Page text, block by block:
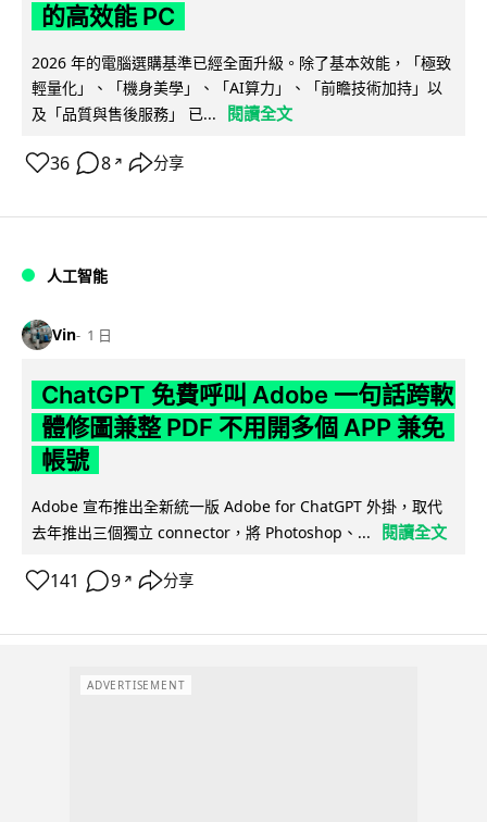
的高效能 PC
2026 年的電腦選購基準已經全面升級。除了基本效能，「極致
輕量化」、「機身美學」、「AI算力」、「前瞻技術加持」以
及「品質與售後服務」 已...
閱讀全文
36 8 ↗ 分享
人工智能
Vin 1 日
ChatGPT 免費呼叫 Adobe 一句話跨軟
體修圖兼整 PDF 不用開多個 APP 兼免
帳號
Adobe 宣布推出全新統一版 Adobe for ChatGPT 外掛，取代
去年推出三個獨立 connector，將 Photoshop、...
閱讀全文
141 9 ↗ 分享
ADVERTISEMENT